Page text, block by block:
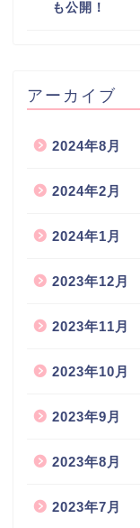
も公開！
アーカイブ
2024年8月
2024年2月
2024年1月
2023年12月
2023年11月
2023年10月
2023年9月
2023年8月
2023年7月